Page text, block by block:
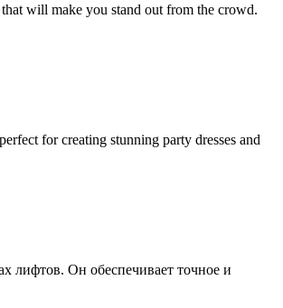
will make you stand out from the crowd.
for creating stunning party dresses and
лифтов. Он обеспечивает точное и